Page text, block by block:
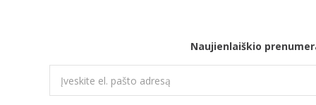
Naujienlaiškio